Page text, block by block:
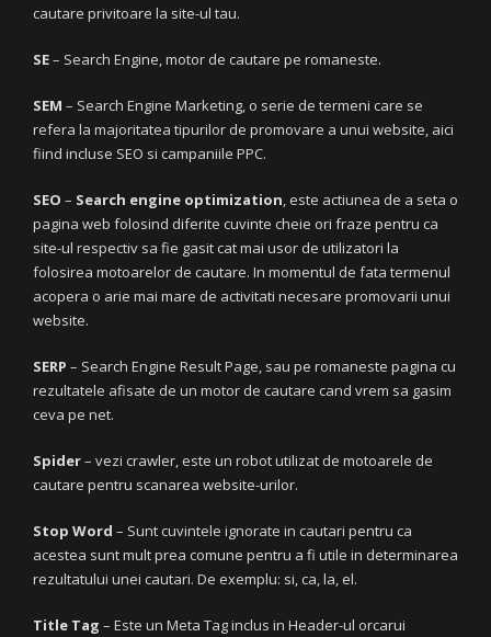
cautare privitoare la site-ul tau.
SE– Search Engine, motor de cautare pe romaneste.
SEM – Search Engine Marketing, o serie de termeni care se
refera la majoritatea tipurilor de promovare a unui website, aici
fiind incluse SEO si campaniile PPC.
SEO – Search engine optimization, este actiunea de a seta o
pagina web folosind diferite cuvinte cheie ori fraze pentru ca
site-ul respectiv sa fie gasit cat mai usor de utilizatori la
folosirea motoarelor de cautare. In momentul de fata termenul
acopera o arie mai mare de activitati necesare promovarii unui
website.
SERP – Search Engine Result Page, sau pe romaneste pagina cu
rezultatele afisate de un motor de cautare cand vrem sa gasim
ceva pe net.
Spider– vezi crawler, este un robot utilizat de motoarele de
cautare pentru scanarea website-urilor.
Stop Word – Sunt cuvintele ignorate in cautari pentru ca
acestea sunt mult prea comune pentru a fi utile in determinarea
rezultatului unei cautari. De exemplu: si, ca, la, el.
Title Tag – Este un Meta Tag inclus in Header-ul orcarui